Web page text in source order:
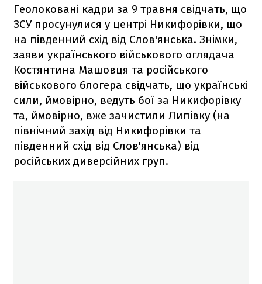
Геолоковані кадри за 9 травня свідчать, що
ЗСУ просунулися у центрі Никифорівки, що
на південний схід від Слов'янська. Знімки,
заяви українського військового оглядача
Костянтина Машовця та російського
військового блогера свідчать, що українські
сили, ймовірно, ведуть бої за Никифорівку
та, ймовірно, вже зачистили Липівку (на
північний захід від Никифорівки та
південний схід від Слов'янська) від
російських диверсійних груп.